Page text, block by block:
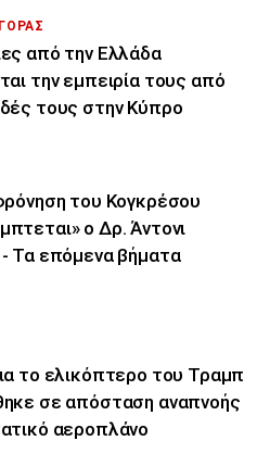
από την Ελλάδα
την εμπειρία τους από
τους στην Κύπρο
του Κογκρέσου
ο Δρ. Άντονι
Τα επόμενα βήματα
το ελικόπτερο του Τραμπ
σε απόσταση αναπνοής
αεροπλάνο